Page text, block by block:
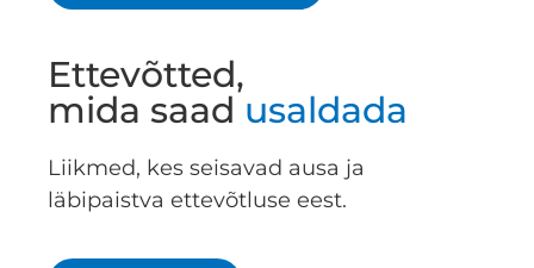
Ettevõtted,
mida saad usaldada
Liikmed, kes seisavad ausa ja
läbipaistva ettevõtluse eest.